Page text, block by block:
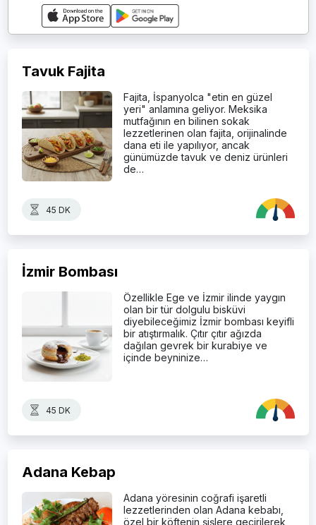
Tavuk Fajita
Fajita, İspanyolca "etin en güzel
yeri" anlamına geliyor. Meksika
mutfağının en bilinen sokak
lezzetlerinen olan fajita, orijinalinde
dana eti ile yapılıyor, ancak
günümüzde tavuk ve deniz ürünleri
de…
45 DK
İzmir Bombası
Özellikle Ege ve İzmir ilinde yaygın
olan bir tür dolgulu bisküvi
diyebileceğimiz İzmir bombası keyifli
bir atıştırmalık. Çıtır çıtır ağızda
dağılan gevrek bir kurabiye ve
içinde beyninize…
45 DK
Adana Kebap
Adana yöresinin coğrafi işaretli
lezzetlerinden olan Adana kebabı,
özel bir köftenin şişlere geçirilerek